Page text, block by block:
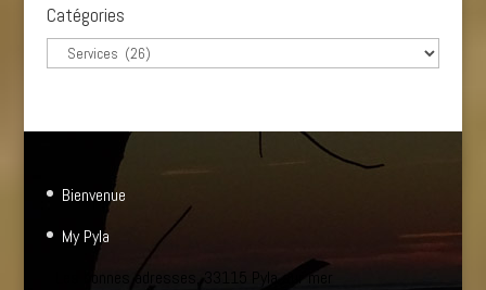
Catégories
Catégories
Bienvenue
My Pyla
Les bonnes adresses, 33115 Pyla sur mer